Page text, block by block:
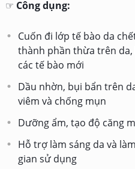
☞ Công dụng:
Cuốn đi lớp tế bào da
thành phần thừa trên
các tế bào mới
Dầu nhờn, bụi bẩn trên
viêm và chống mụn
Dưỡng ẩm, tạo độ căng
Hỗ trợ làm sáng da và
gian sử dụng